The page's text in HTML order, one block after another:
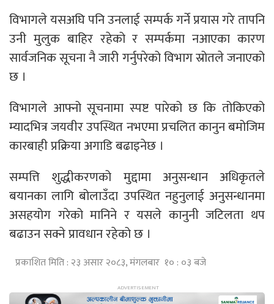
विभागले यसअघि पनि उनलाई सम्पर्क गर्ने प्रयास गरे तापनि
उनी मुलुक बाहिर रहेको र सम्पर्कमा नआएका कारण
सार्वजनिक सूचना नै जारी गर्नुपरेको विभाग स्रोतले जनाएको
छ ।
विभागले आफ्नो सूचनामा स्पष्ट पारेको छ कि तोकिएको
म्यादभित्र जयवीर उपस्थित नभएमा प्रचलित कानुन बमोजिम
कारबाही प्रक्रिया अगाडि बढाइनेछ ।
सम्पत्ति शुद्धीकरणको मुद्दामा अनुसन्धान अधिकृतले
बयानका लागि बोलाउँदा उपस्थित नहुनुलाई अनुसन्धानमा
असहयोग गरेको मानिने र यसले कानुनी जटिलता थप
बढाउन सक्ने प्रावधान रहेको छ ।
प्रकाशित मिति : २३ असार २०८३, मंगलबार १० : ०३ बजे